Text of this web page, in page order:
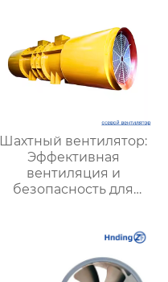
Шахтный вентилятор:
Эффективная
вентиляция и
безопасность для